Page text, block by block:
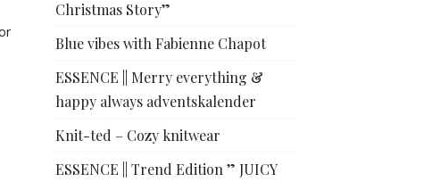
Christmas Story”
Blue vibes with Fabienne Chapot
ESSENCE || Merry everything &
happy always adventskalender
Knit-ted – Cozy knitwear
ESSENCE || Trend Edition ” JUICY